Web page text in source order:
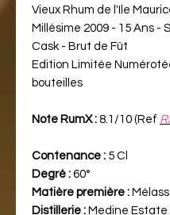
Vieux Rhum de l'Ile
Millésime 2009 - 15 Ans -
Cask - Brut de Fût
Edition Limitée
bouteilles
Note RumX : 8.1/10 (Ref
Contenance : 5 Cl
Degré : 60°
Matière première :
Distillerie : Medine Estate